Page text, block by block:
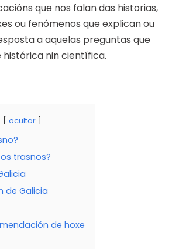
que nos falan das historias,
ou fenómenos que explican ou
a aquelas preguntas que
nin científica.
ocultar
trasnos?
de Galicia
de hoxe